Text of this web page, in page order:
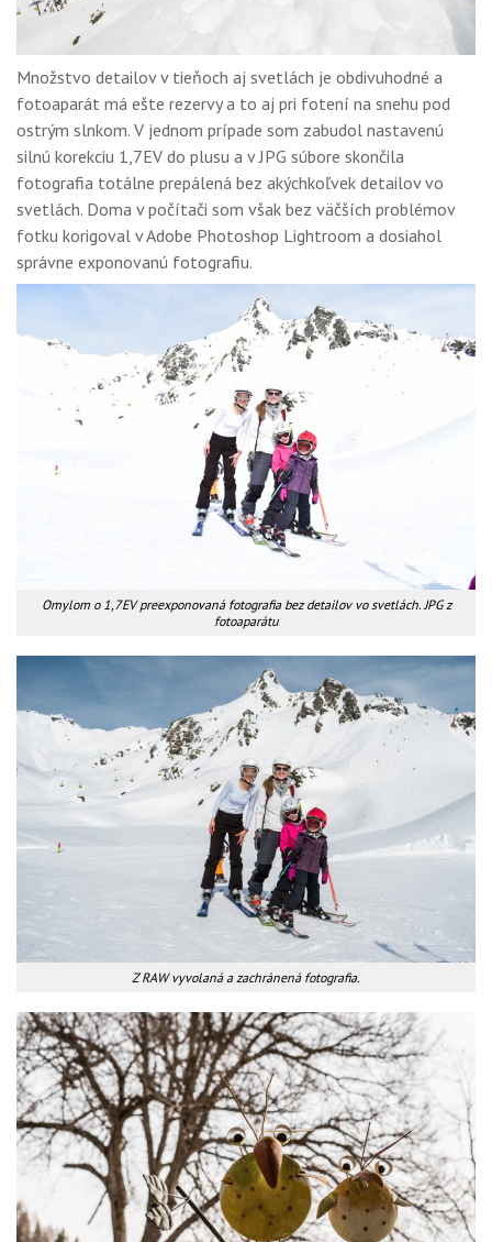
Množstvo detailov v tieňoch aj svetlách je obdivuhodné a
fotoaparát má ešte rezervy a to aj pri fotení na snehu pod
ostrým slnkom. V jednom prípade som zabudol nastavenú
silnú korekciu 1,7EV do plusu a v JPG súbore skončila
fotografia totálne prepálená bez akýchkoľvek detailov vo
svetlách. Doma v počítači som však bez väčších problémov
fotku korigoval v Adobe Photoshop Lightroom a dosiahol
správne exponovanú fotografiu.
Omylom o 1,7EV preexponovaná fotografia bez detailov vo svetlách. JPG z
fotoaparátu
Z RAW vyvolaná a zachránená fotografia.